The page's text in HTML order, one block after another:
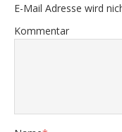
E-Mail Adresse wird
Kommentar